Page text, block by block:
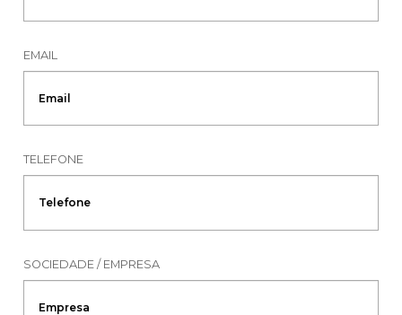
EMAIL
TELEFONE
SOCIEDADE / EMPRESA